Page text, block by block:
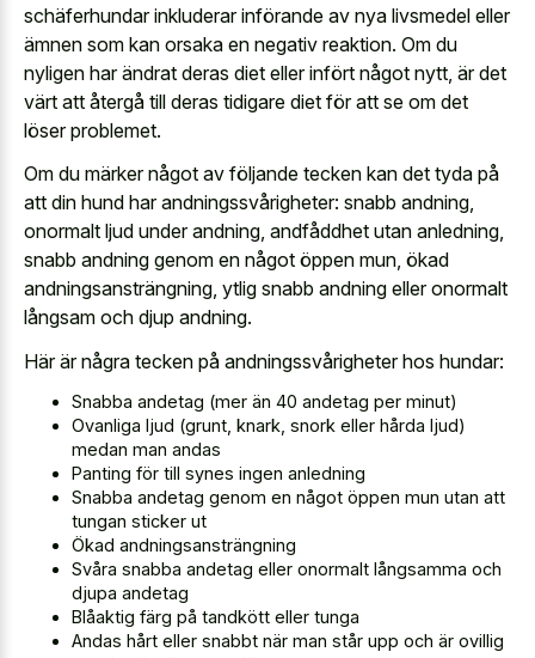
schäferhundar inkluderar införande av nya livsmedel eller
ämnen som kan orsaka en negativ reaktion. Om du
nyligen har ändrat deras diet eller infört något nytt, är det
värt att återgå till deras tidigare diet för att se om det
löser problemet.
Om du märker något av följande tecken kan det tyda på
att din hund har andningssvårigheter: snabb andning,
onormalt ljud under andning, andfåddhet utan anledning,
snabb andning genom en något öppen mun, ökad
andningsansträngning, ytlig snabb andning eller onormalt
långsam och djup andning.
Här är några tecken på andningssvårigheter hos hundar:
Snabba andetag (mer än 40 andetag per minut)
Ovanliga ljud (grunt, knark, snork eller hårda ljud)
medan man andas
Panting för till synes ingen anledning
Snabba andetag genom en något öppen mun utan att
tungan sticker ut
Ökad andningsansträngning
Svåra snabba andetag eller onormalt långsamma och
djupa andetag
Blåaktig färg på tandkött eller tunga
Andas hårt eller snabbt när man står upp och är ovillig